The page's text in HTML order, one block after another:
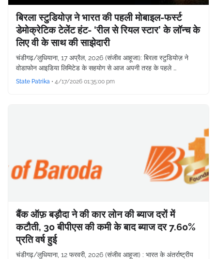
बिरला स्टुडियोज़ ने भारत की पहली मोबाइल-फर्स्ट
डेमोक्रेटिक टेलेंट हंट- ‘रील से रियल स्टार’ के लॉन्च के
लिए वी के साथ की साझेदारी
चंडीगढ़/लुधियाना, 17 अप्रैल, 2026 (संजीव आहूजा): बिरला स्टुडियोज़ ने
वोडाफोन आइडिया लिमिटेड के सहयोग से आज अपनी तरह के पहले …
State Patrika • 4/17/2026 01:35:00 pm
बैंक ऑफ़ बड़ौदा ने की कार लोन की ब्याज दरों में
कटौती, 30 बीपीएस की कमी के बाद ब्याज दर 7.60%
प्रति वर्ष हुई
चंडीगढ़/लुधियाना, 12 फरवरी, 2026 (संजीव आहूजा) : भारत के अंतर्राष्ट्रीय